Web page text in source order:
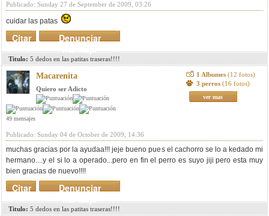
Publicado: Sunday 27 de September de 2009, 03:26
cuidar las patas
Denunciar
mensaje
Citar
Titulo: 5 dedos en las patitas traseras!!!!
Macarenita
Quiero ser Adicto
49 mensajes
1 Albumes (12 fotos)
3 perros (16 fotos)
ver mas
Publicado: Sunday 04 de October de 2009, 14:36
muchas gracias por la ayudaa!!! jeje bueno pues el cachorro se lo a kedado mi
hermano....y el si lo a operado...pero en fin el perro es suyo jiji pero esta muy
bien gracias de nuevo!!!!
Denunciar
mensaje
Citar
Titulo: 5 dedos en las patitas traseras!!!!